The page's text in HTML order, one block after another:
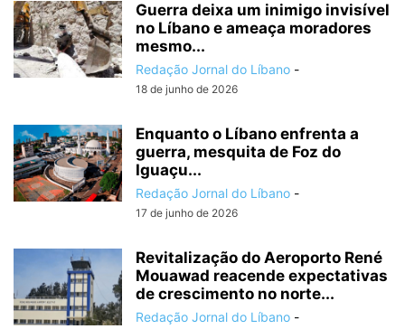
Guerra deixa um inimigo invisível
no Líbano e ameaça moradores
mesmo...
Redação Jornal do Líbano -
18 de junho de 2026
Enquanto o Líbano enfrenta a
guerra, mesquita de Foz do
Iguaçu...
Redação Jornal do Líbano -
17 de junho de 2026
Revitalização do Aeroporto René
Mouawad reacende expectativas
de crescimento no norte...
Redação Jornal do Líbano -